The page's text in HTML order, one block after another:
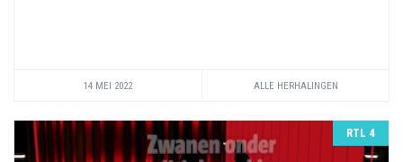
14 MEI 2022 ALLE HERHALINGEN
RTL 4